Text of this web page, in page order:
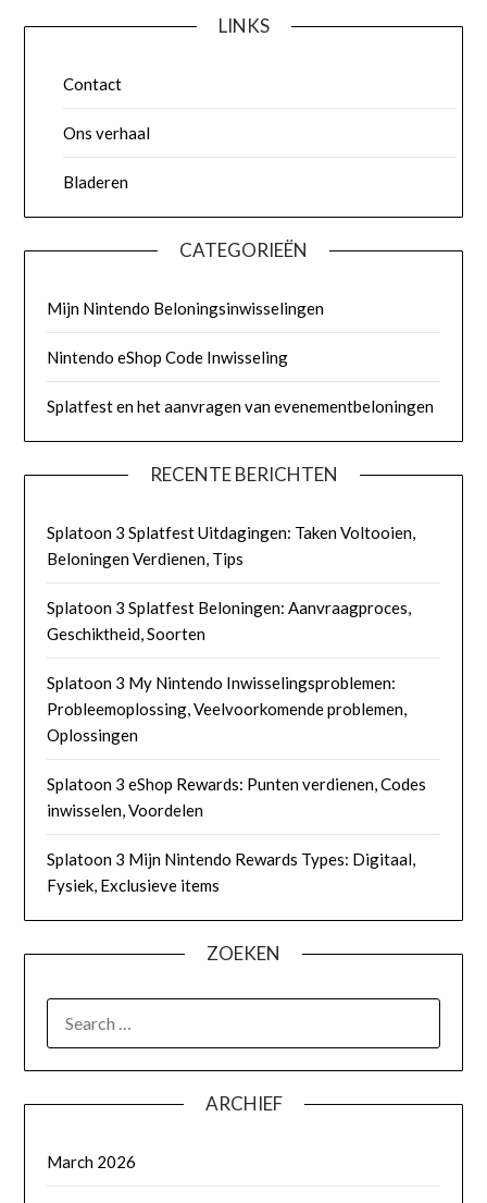
LINKS
Contact
Ons verhaal
Bladeren
CATEGORIEËN
Mijn Nintendo Beloningsinwisselingen
Nintendo eShop Code Inwisseling
Splatfest en het aanvragen van evenementbeloningen
RECENTE BERICHTEN
Splatoon 3 Splatfest Uitdagingen: Taken Voltooien,
Beloningen Verdienen, Tips
Splatoon 3 Splatfest Beloningen: Aanvraagproces,
Geschiktheid, Soorten
Splatoon 3 My Nintendo Inwisselingsproblemen:
Probleemoplossing, Veelvoorkomende problemen,
Oplossingen
Splatoon 3 eShop Rewards: Punten verdienen, Codes
inwisselen, Voordelen
Splatoon 3 Mijn Nintendo Rewards Types: Digitaal,
Fysiek, Exclusieve items
ZOEKEN
FOR:
ARCHIEF
March 2026